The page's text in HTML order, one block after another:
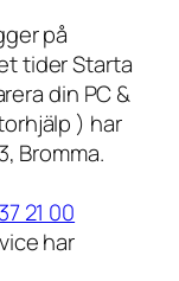
på
tider Starta
din PC &
) har
Bromma.
21 00
har